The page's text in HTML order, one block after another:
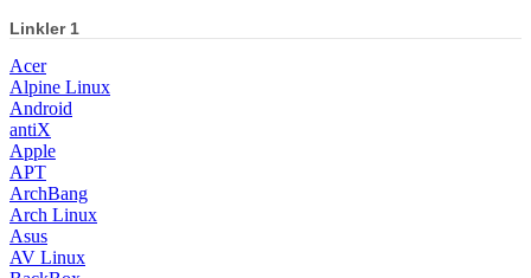
Linkler 1
Acer
Alpine Linux
Android
antiX
Apple
APT
ArchBang
Arch Linux
Asus
AV Linux